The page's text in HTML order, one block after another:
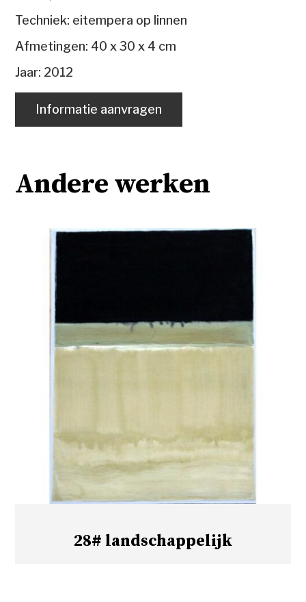
Techniek: eitempera op linnen
Afmetingen: 40 x 30 x 4 cm
Jaar: 2012
Informatie aanvragen
Andere werken
28# landschappelijk